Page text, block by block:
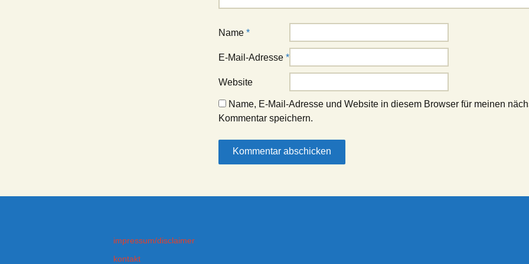
Name *
E-Mail-Adresse *
Website
Name, E-Mail-Adresse und Website in diesem Browser für meinen
Kommentar speichern.
impressum/disclaimer
kontakt